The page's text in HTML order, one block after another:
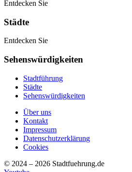
Entdecken Sie
Städte
Entdecken Sie
Sehenswürdigkeiten
Stadtführung
Städte
Sehenswürdigkeiten
Über uns
Kontakt
Impressum
Datenschutzerklärung
Cookies
© 2024 – 2026 Stadtfuehrung.de